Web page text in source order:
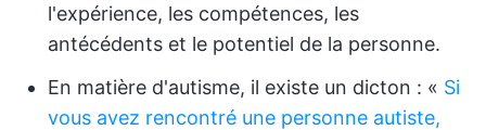
l'expérience, les compétences, les
antécédents et le potentiel de la personne.
En matière d'autisme, il existe un dicton : « Si
vous avez rencontré une personne autiste,